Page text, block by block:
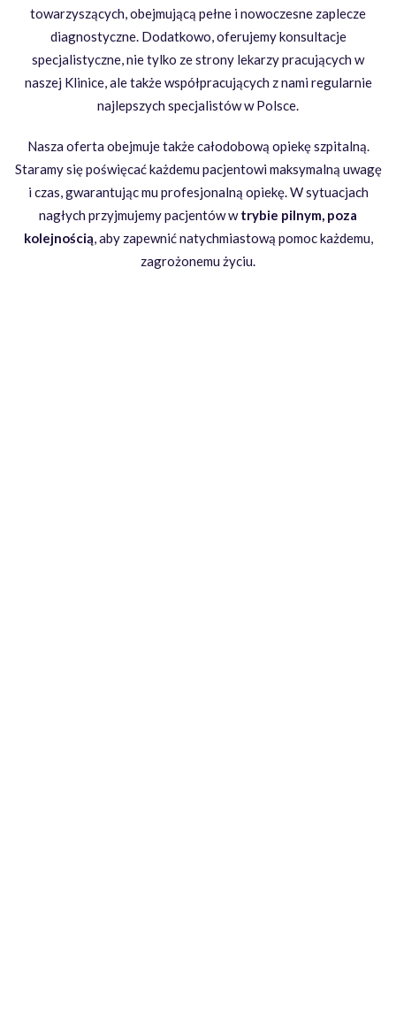
towarzyszących, obejmującą pełne i nowoczesne zaplecze
diagnostyczne. Dodatkowo, oferujemy konsultacje
specjalistyczne, nie tylko ze strony lekarzy pracujących w
naszej Klinice, ale także współpracujących z nami regularnie
najlepszych specjalistów w Polsce.
Nasza oferta obejmuje także całodobową opiekę szpitalną.
Staramy się poświęcać każdemu pacjentowi maksymalną uwagę
i czas, gwarantując mu profesjonalną opiekę. W sytuacjach
nagłych przyjmujemy pacjentów wtrybie pilnym, poza
kolejnością,aby zapewnić natychmiastową pomoc każdemu,
zagrożonemu życiu.